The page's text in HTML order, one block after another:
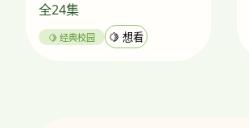
全24集
🍋 经典校园 🍋 想看